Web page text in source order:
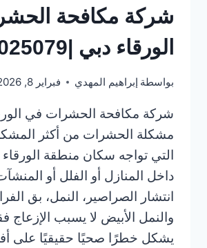
شركة مكافحة
الورقاء دبي |0506025079
بواسطة إبراهيم المهدي فبراير 8, 2026
شركة مكافحة الحشرات في
مشكلة الحشرات من أكثر
التي تواجه سكان منطقة
داخل المنازل أو الفلل أو
انتشار الصراصير، النمل، بق
والنمل الأبيض لا يسبب الإزعاج
يشكل خطرًا صحيًا حقيقيًا على